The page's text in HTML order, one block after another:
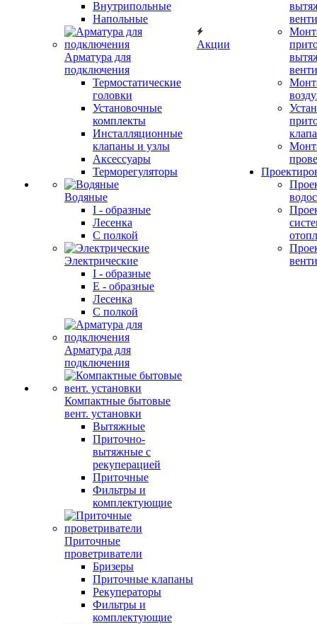
Внутрипольные
Напольные
Арматура для
подключения
Термостатические
головки
Установочные
комплекты
Инсталляционные
клапаны и узлы
Аксессуары
Терморегуляторы
Водяные
I - образные
Лесенка
С полкой
Электрические
I - образные
E - образные
Лесенка
С полкой
Арматура для
подключения
Компактные бытовые
вент. установки
Вытяжные
Приточно-
вытяжные с
рекуперацией
Приточные
Фильтры и
комплектующие
Приточные
проветриватели
Бризеры
Приточные клапаны
Рекуператоры
Фильтры и
комплектующие
Акции